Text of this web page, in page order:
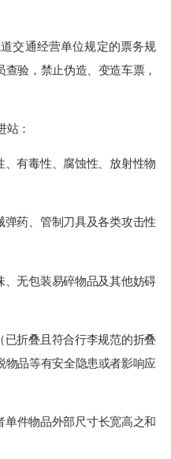
交通经营单位规定的票务规
查验，禁止伪造、变造车票，
站：
、有毒性、腐蚀性、放射性物
弹药、管制刀具及各类攻击性
、无包装易碎物品及其他妨碍
已折叠且符合行李规范的折叠
物品等有安全隐患或者影响应
单件物品外部尺寸长宽高之和